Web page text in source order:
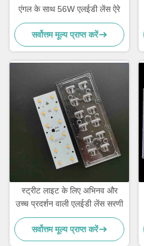
एंगल के साथ 56W एलईडी लेंस ऐरे
सर्वोत्तम मूल्य प्राप्त करें
स्ट्रीट लाइट के लिए अभिनव और
उच्च प्रदर्शन वाली एलईडी लेंस सरणी
सर्वोत्तम मूल्य प्राप्त करें